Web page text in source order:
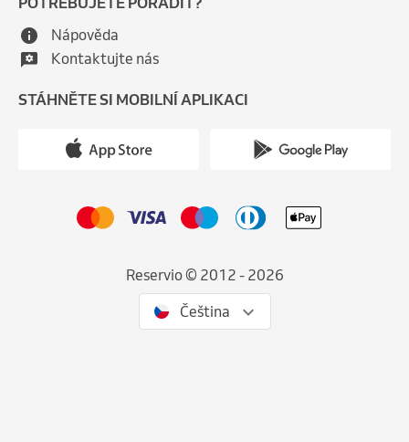
Nápověda
Kontaktujte nás
STÁHNĚTE SI MOBILNÍ APLIKACI
Reservio © 2012 - 2026
Čeština